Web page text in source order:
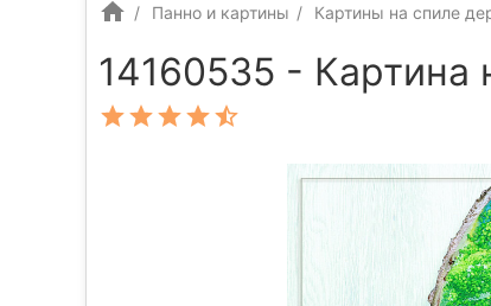
Панно и картины Картины на спиле
14160535 - Картина